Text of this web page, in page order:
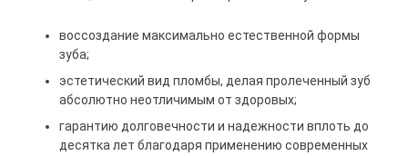
воссоздание максимально естественной формы
зуба;
эстетический вид пломбы, делая пролеченный зуб
абсолютно неотличимым от здоровых;
гарантию долговечности и надежности вплоть до
десятка лет благодаря применению современных